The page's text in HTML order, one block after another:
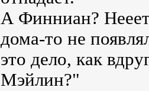
А Финниан?
дома-то не
это дело, как
Мэйлин?"